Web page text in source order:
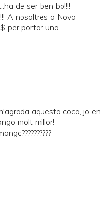
de ser ben bo!!!!
A nosaltres a Nova
per portar una
aquesta coca, jo en
molt millor!